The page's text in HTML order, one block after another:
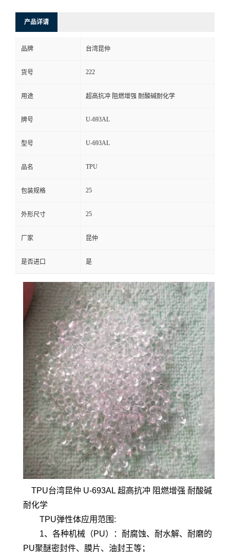
产品详请
品牌 台湾昆仲
货号 222
用途 超高抗冲 阻燃增强 耐酸碱耐化学
牌号 U-693AL
型号 U-693AL
品名 TPU
包装规格 25
外形尺寸 25
厂家 昆仲
是否进口 是
TPU台湾昆仲 U-693AL 超高抗冲 阻燃增强 耐酸碱
耐化学
TPU弹性体应用范围:
1、各种机械（PU）：耐腐蚀、耐水解、耐磨的
PU聚醚密封件、膜片、油封王等；